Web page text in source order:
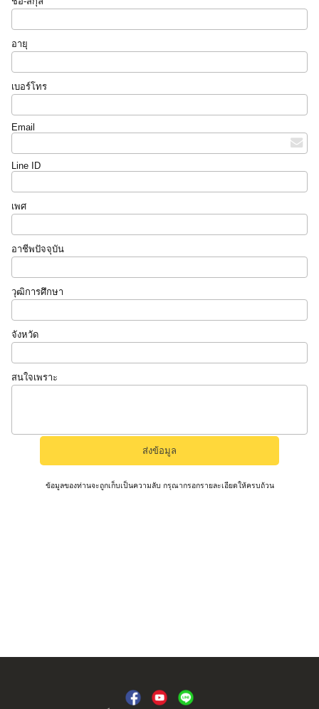
อายุ
เบอร์โทร
Email
Line ID
เพศ
อาชีพปัจจุบัน
วุฒิการศึกษา
จังหวัด
สนใจเพราะ
ข้อมูลของท่านจะถูกเก็บเป็นความลับ กรุณากรอกรายละเอียดให้ครบถ้วน